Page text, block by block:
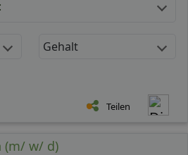
Gehalt
Teilen
(m/ w/ d)